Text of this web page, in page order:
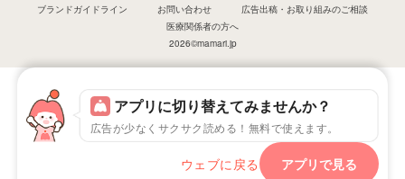
アプリに切り替えてみませんか？
広告が少なくサクサク読める！無料で使えます。
ウェブに戻る アプリで見る
ブランドガイドライン
お問い合わせ
広告出稿・お取り組みのご相談
医療関係者の方へ
2026©mamari.jp